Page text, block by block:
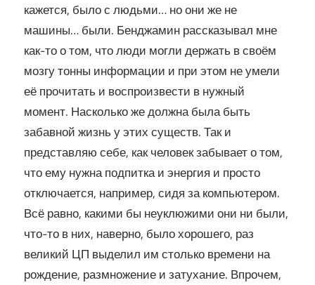
кажется, было с людьми… но они же не
машины… были. Бенджамин рассказывал мне
как-то о том, что люди могли держать в своём
мозгу тонны информации и при этом не умели
её прочитать и воспроизвести в нужный
момент. Насколько же должна была быть
забавной жизнь у этих существ. Так и
представляю себе, как человек забывает о том,
что ему нужна подпитка и энергия и просто
отключается, например, сидя за компьютером.
Всё равно, какими бы неуклюжими они ни были,
что-то в них, наверно, было хорошего, раз
великий ЦП выделил им столько времени на
рождение, размножение и затухание. Впрочем,